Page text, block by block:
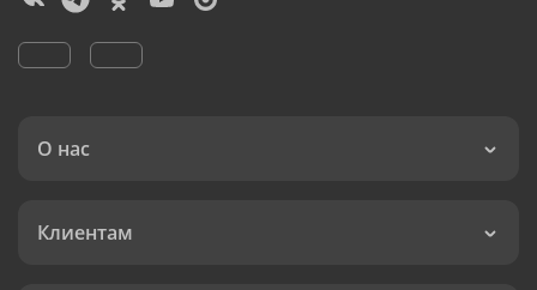
О нас
Клиентам